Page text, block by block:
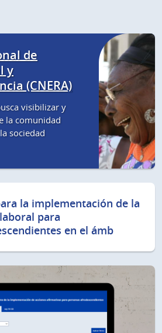
de
y
(CNERA)
visibilizar y
la comunidad
sociedad
la implementación de la
para
en el ámb